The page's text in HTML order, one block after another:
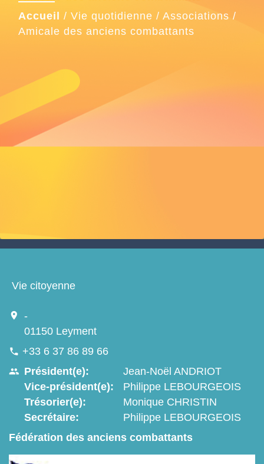
Accueil / Vie quotidienne / Associations /
Amicale des anciens combattants
Vie citoyenne
location_on
-
01150 Leyment
phone +33 6 37 86 89 66
people Président(e):
Vice-président(e):
Trésorier(e):
Secrétaire:
Jean-Noël ANDRIOT
Philippe LEBOURGEOIS
Monique CHRISTIN
Philippe LEBOURGEOIS
Fédération des anciens combattants